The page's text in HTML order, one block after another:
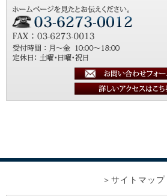
サイトマップ